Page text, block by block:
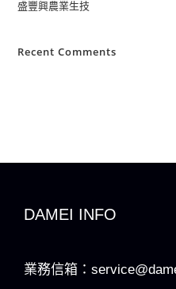
盛豐興農業生技
Recent Comments
DAMEI INFO
業務信箱：